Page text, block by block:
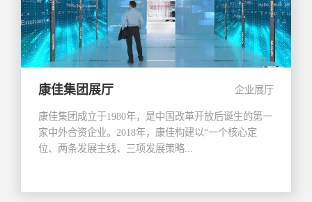
康佳集团展厅 企业展厅
康佳集团成立于1980年，是中国改革开放后诞生的第一
家中外合资企业。2018年，康佳构建以“一个核心定
位、两条发展主线、三项发展策略...